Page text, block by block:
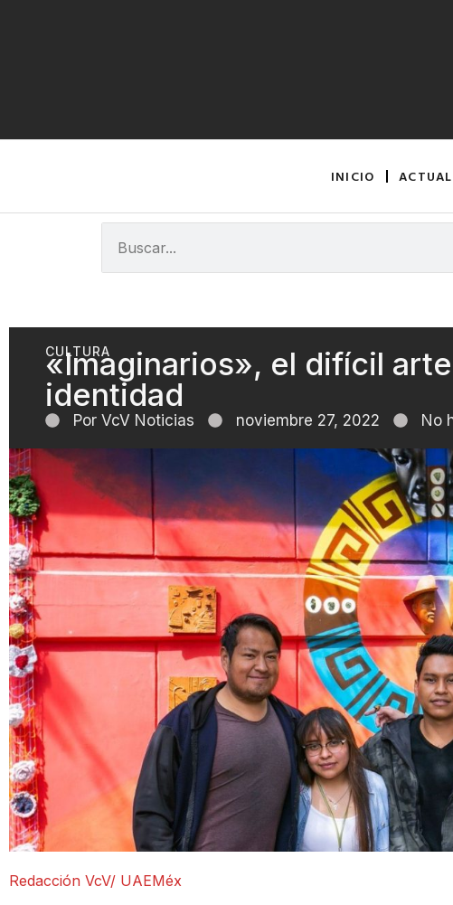
INICIO
CULTURA
«Imaginarios», el difícil
identidad
Por VcV Noticias noviembre 27, 2022 No
Redacción VcV/ UAEMéx